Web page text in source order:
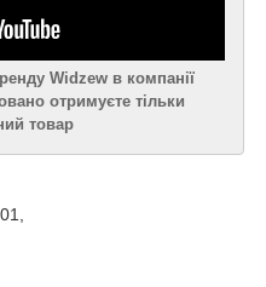
Widzew в компанії
отримуєте тільки
товар